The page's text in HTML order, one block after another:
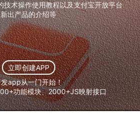
技术操作使用教程以及支付宝开放平台
新出产品的介绍等
立即创建APP
app从一门开始！
功能模块、2000+JS映射接口